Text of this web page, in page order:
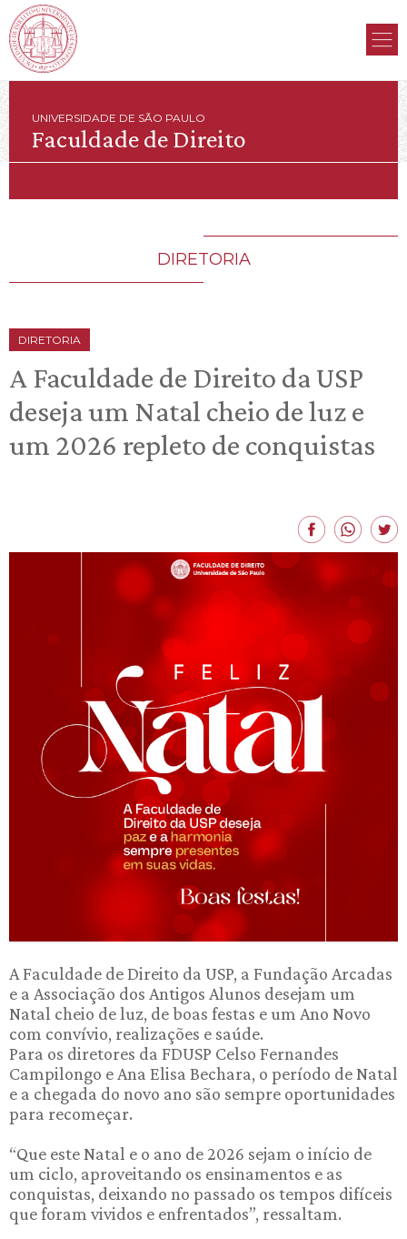
UNIVERSIDADE DE SÃO PAULO
Faculdade de Direito
DIRETORIA
DIRETORIA
A Faculdade de Direito da USP
deseja um Natal cheio de luz e
um 2026 repleto de conquistas
A Faculdade de Direito da USP, a Fundação Arcadas
e a Associação dos Antigos Alunos desejam um
Natal cheio de luz, de boas festas e um Ano Novo
com convívio, realizações e saúde.
Para os diretores da FDUSP Celso Fernandes
Campilongo e Ana Elisa Bechara, o período de Natal
e a chegada do novo ano são sempre oportunidades
para recomeçar.
“Que este Natal e o ano de 2026 sejam o início de
um ciclo, aproveitando os ensinamentos e as
conquistas, deixando no passado os tempos difíceis
que foram vividos e enfrentados”, ressaltam.